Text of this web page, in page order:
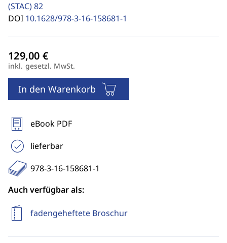
(STAC)82
DOI 10.1628/978-3-16-158681-1
inkl. gesetzl. MwSt.
In den Warenkorb
eBook PDF
lieferbar
978-3-16-158681-1
Auch verfügbar als:
fadengeheftete Broschur